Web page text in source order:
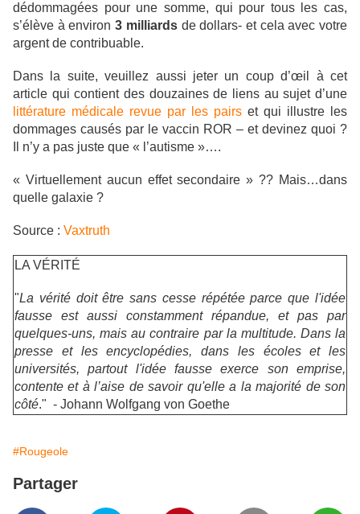
dédommagées pour une somme, qui pour tous les cas,
s’élève à environ3 milliardsde dollars- et cela avec votre
argent de contribuable.
Dans la suite, veuillez aussi jeter un coup d’œil à cet
article qui contient des douzaines de liens au sujet d’une
littérature médicale revue par les pairs et qui illustre les
dommages causés par le vaccin ROR – et devinez quoi ?
Il n’y a pas juste que « l’autisme »….
« Virtuellement aucun effet secondaire » ?? Mais…dans
quelle galaxie ?
Source : Vaxtruth
LA VÉRITÉ
"La vérité doit être sans cesse répétée parce que l'idée
fausse est aussi constamment répandue, et pas par
quelques-uns, mais au contraire par la multitude. Dans la
presse et les encyclopédies, dans les écoles et les
universités, partout l'idée fausse exerce son emprise,
contente et à l’aise de savoir qu'elle a la majorité de son
côté." - Johann Wolfgang von Goethe
#Rougeole
Partager